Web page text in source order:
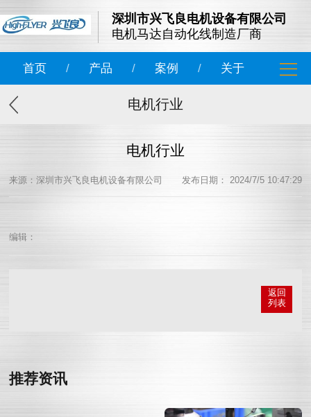
深圳市兴飞良电机设备有限公司
电机马达自动化线制造厂商
首页 / 产品 / 案例 / 关于
电机行业
电机行业
来源：深圳市兴飞良电机设备有限公司 发布日期： 2024/7/5 10:47:29
编辑：
返回
列表
推荐资讯